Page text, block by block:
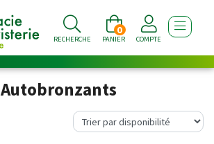
RECHERCHE PANIER
0
COMPTE
Autobronzants